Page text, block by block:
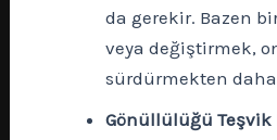
da gerekir. Bazen
veya değiştirmek,
sürdürmekten
Gönüllülüğü Teşvik